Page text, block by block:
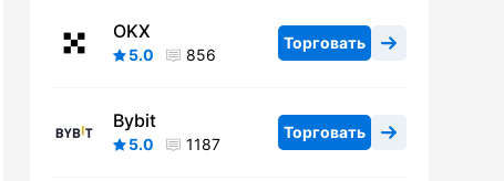
OKX
5.0 856
Торговать
Bybit
5.0 1187
Торговать